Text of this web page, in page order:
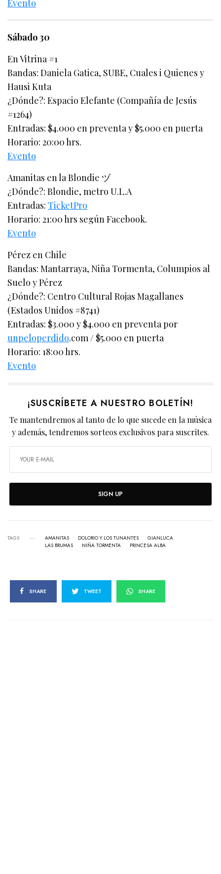
Evento
Sábado 30
En Vitrina #1
Bandas: Daniela Gatica, SUBE, Cuales i Quienes y
Hausi Kuta
¿Dónde?: Espacio Elefante (Compañía de Jesús
#1264)
Entradas: $4.000 en preventa y $5.000 en puerta
Horario: 20:00 hrs.
Evento
Amanitas en la Blondie ヅ
¿Dónde?: Blondie, metro U.L.A
Entradas: TicketPro
Horario: 21:00 hrs según Facebook.
Evento
Pérez en Chile
Bandas: Mantarraya, Niña Tormenta, Columpios al
Suelo y Pérez
¿Dónde?: Centro Cultural Rojas Magallanes
(Estados Unidos #8741)
Entradas: $3.000 y $4.000 en preventa por
unpeloperdido.com / $5.000 en puerta
Horario: 18:00 hrs.
Evento
¡SUSCRÍBETE A NUESTRO BOLETÍN!
Te mantendremos al tanto de lo que sucede en la música
y además, tendremos sorteos exclusivos para suscrites.
SIGN UP
TAGS AMANITAS DOLORIO Y LOS TUNANTES
GIANLUCA
LAS BRUMAS
NIÑA TORMENTA PRINCESA ALBA
SHARE TWEET SHARE